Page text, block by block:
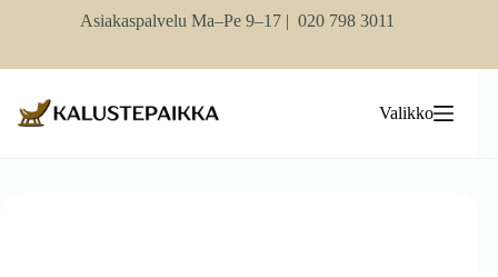
Asiakaspalvelu Ma–Pe 9–17 | 020 798 3011
Valikko